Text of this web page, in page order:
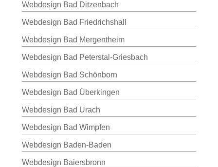
Webdesign Bad Ditzenbach
Webdesign Bad Friedrichshall
Webdesign Bad Mergentheim
Webdesign Bad Peterstal-Griesbach
Webdesign Bad Schönborn
Webdesign Bad Überkingen
Webdesign Bad Urach
Webdesign Bad Wimpfen
Webdesign Baden-Baden
Webdesign Baiersbronn